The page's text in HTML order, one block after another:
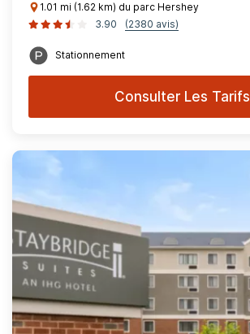
1.01 mi (1.62 km) du parc Hershey
3.90
(2380 avis)
Stationnement
Consulter Les Tarifs